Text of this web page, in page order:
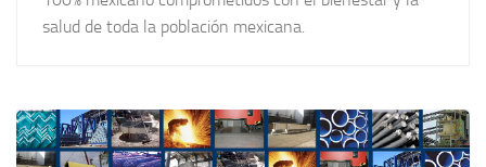
salud de toda la población mexicana.